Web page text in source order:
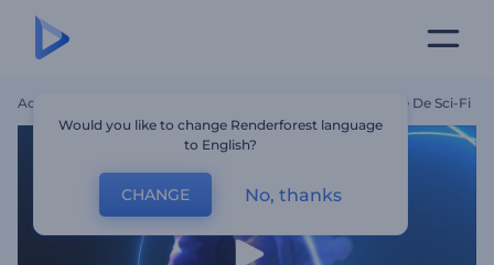
Accueil Animation De Logo De Portail De Fumée De Sci-Fi
Would you like to change Renderforest language
to English?
CHANGE No, thanks